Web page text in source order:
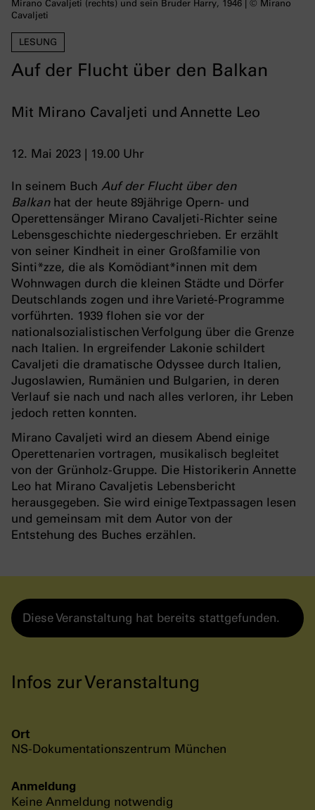
LESUNG
Auf der Flucht über den Balkan
Mit Mirano Cavaljeti und Annette Leo
12. Mai 2023 | 19.00 Uhr
Mirano Cavaljeti (rechts) und sein Bruder Harry, 1946 | © Mirano
Cavaljeti
In seinem Buch Auf der Flucht über den
Balkanhat der heute 89jährige Opern- und
Operettensänger Mirano Cavaljeti-Richter seine
Lebensgeschichte niedergeschrieben. Er erzählt
von seiner Kindheit in einer Großfamilie von
Sinti*zze, die als Komödiant*innen mit dem
Wohnwagen durch die kleinen Städte und Dörfer
Deutschlands zogen und ihre Varieté-Programme
vorführten. 1939 flohen sie vor der
nationalsozialistischen Verfolgung über die Grenze
nach Italien. In ergreifender Lakonie schildert
Cavaljeti die dramatische Odyssee durch Italien,
Jugoslawien, Rumänien und Bulgarien, in deren
Verlauf sie nach und nach alles verloren, ihr Leben
jedoch retten konnten.
Mirano Cavaljeti wird an diesem Abend einige
Operettenarien vortragen, musikalisch begleitet
von der Grünholz-Gruppe. Die Historikerin Annette
Leo hat Mirano Cavaljetis Lebensbericht
herausgegeben. Sie wird einige Textpassagen lesen
und gemeinsam mit dem Autor von der
Entstehung des Buches erzählen.
Diese Veranstaltung hat bereits stattgefunden.
Infos zur Veranstaltung
Ort
NS-Dokumentationszentrum München
Anmeldung
Keine Anmeldung notwendig